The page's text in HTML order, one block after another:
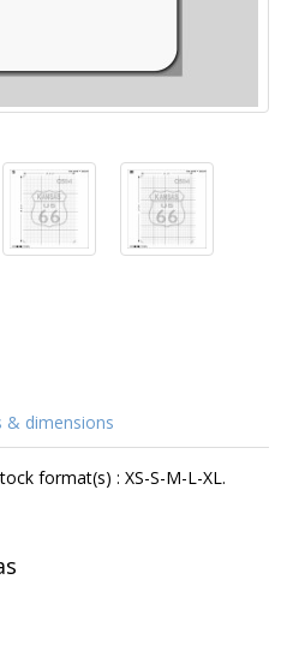
& dimensions
format(s) : XS-S-M-L-XL.